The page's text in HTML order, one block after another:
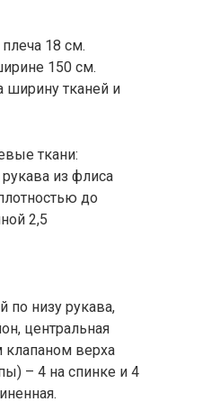
18 см.
150 см.
ширину тканей и
ткани:
из флиса
до
2,5
по низу рукава,
центральная
клапаном верха
– 4 на спинке и 4